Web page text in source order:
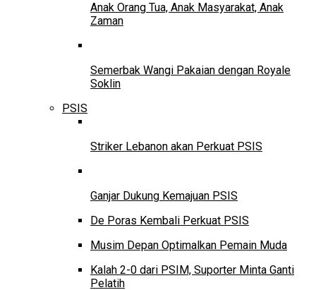
Anak Orang Tua, Anak Masyarakat, Anak
Zaman
Semerbak Wangi Pakaian dengan Royale
Soklin
PSIS
Striker Lebanon akan Perkuat PSIS
Ganjar Dukung Kemajuan PSIS
De Poras Kembali Perkuat PSIS
Musim Depan Optimalkan Pemain Muda
Kalah 2-0 dari PSIM, Suporter Minta Ganti
Pelatih